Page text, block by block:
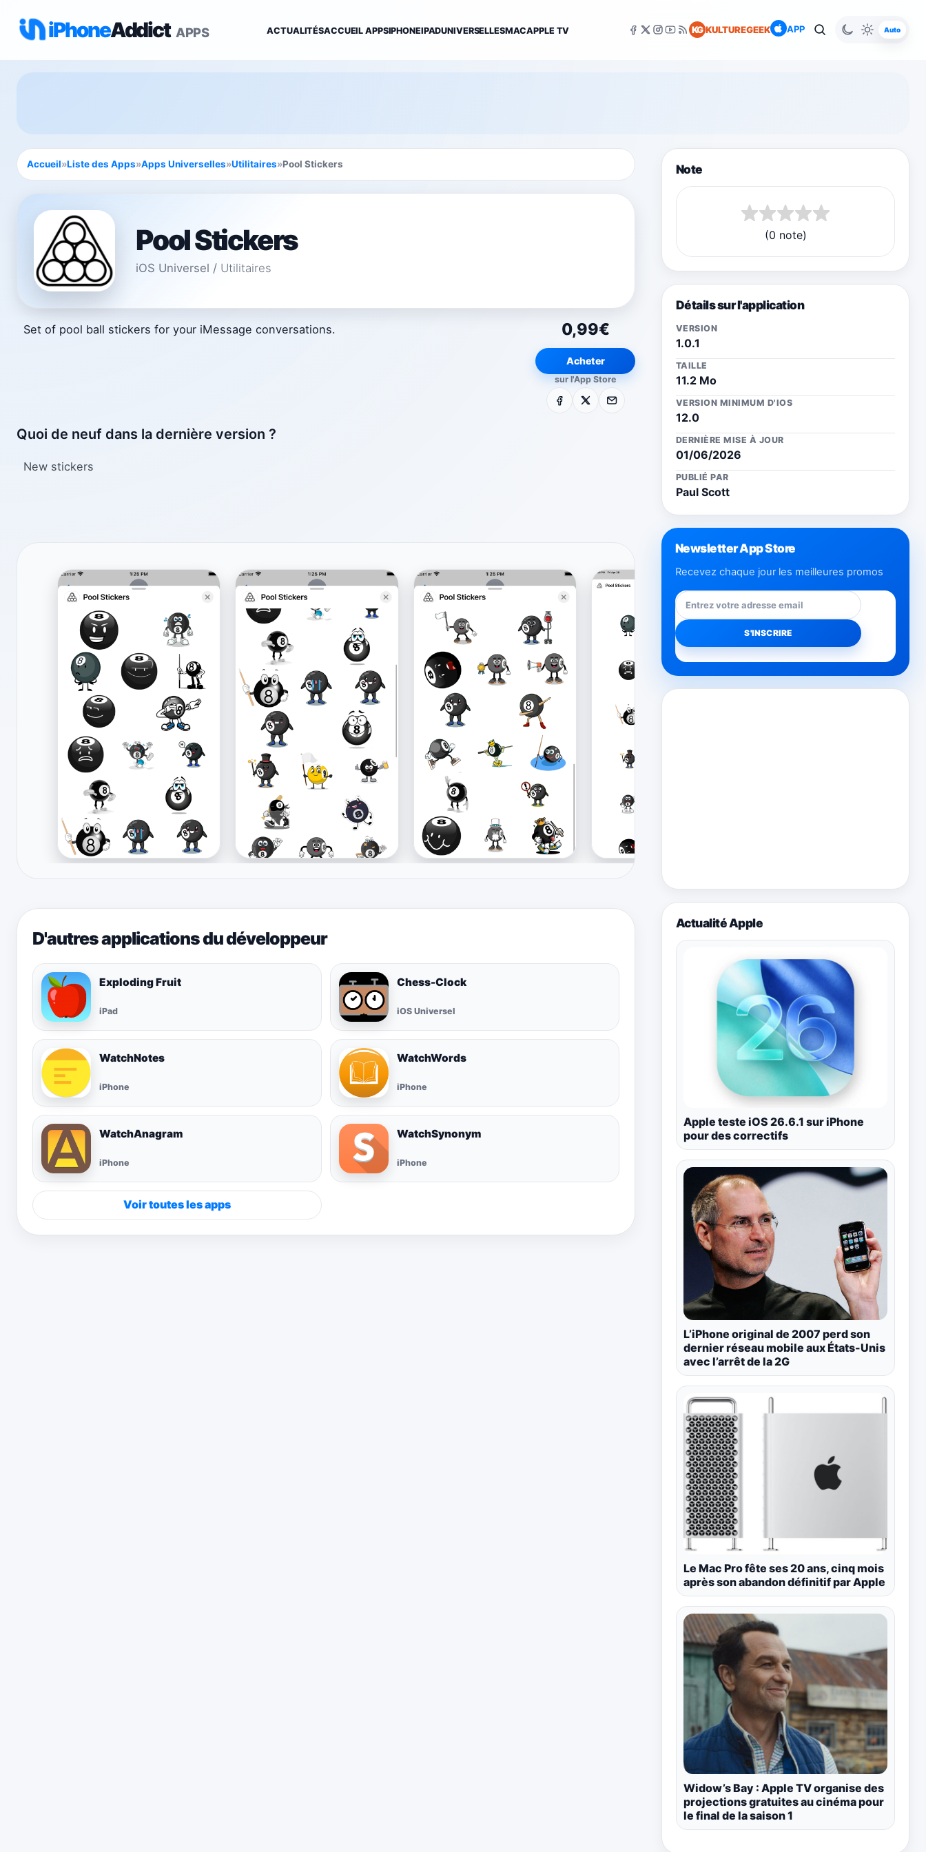
iPhoneAddict APPS ACTUALITÉSACCUEIL APPSIPHONEIPADUNIVERSELLESMACAPPLE TV KG KULTUREGEEK APP Auto
Accueil»Liste des Apps»Apps Universelles»Utilitaires»Pool Stickers
Pool Stickers
iOS Universel / Utilitaires
0,99€
Acheter
sur l'App Store
Facebook E-mail
Set of pool ball stickers for your iMessage conversations.
Quoi de neuf dans la dernière version ?
New stickers
D'autres applications du développeur
Exploding Fruit
iPad
Chess-Clock
iOS Universel
WatchNotes
iPhone
WatchWords
iPhone
WatchAnagram
iPhone
WatchSynonym
iPhone
Voir toutes les apps
Note
(0 note)
Détails sur l'application
VERSION
1.0.1
TAILLE
11.2 Mo
VERSION MINIMUM D'IOS
12.0
DERNIÈRE MISE À JOUR
01/06/2026
PUBLIÉ PAR
Paul Scott
Newsletter App Store
Recevez chaque jour les meilleures promos
Actualité Apple
Apple teste iOS 26.6.1 sur iPhone
pour des correctifs
L’iPhone original de 2007 perd son
dernier réseau mobile aux États-Unis
avec l’arrêt de la 2G
Le Mac Pro fête ses 20 ans, cinq mois
après son abandon définitif par Apple
Widow’s Bay : Apple TV organise des
projections gratuites au cinéma pour
le final de la saison 1